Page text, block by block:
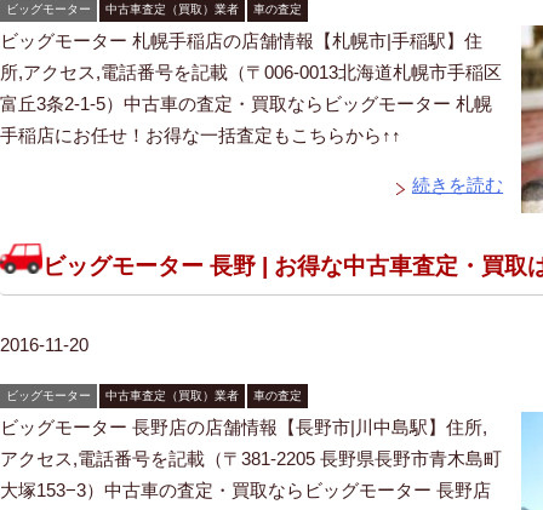
ビッグモーター 中古車査定（買取）業者 車の査定
ビッグモーター 札幌手稲店の店舗情報【札幌市|手稲駅】住
所,アクセス,電話番号を記載（〒006-0013北海道札幌市手稲区
富丘3条2-1-5）中古車の査定・買取ならビッグモーター 札幌
手稲店にお任せ！お得な一括査定もこちらから↑↑
続きを読む
ビッグモーター 長野 | お得な中古車査定・買取
2016-11-20
ビッグモーター 中古車査定（買取）業者 車の査定
ビッグモーター 長野店の店舗情報【長野市|川中島駅】住所,
アクセス,電話番号を記載（〒381-2205 長野県長野市青木島町
大塚153−3）中古車の査定・買取ならビッグモーター 長野店